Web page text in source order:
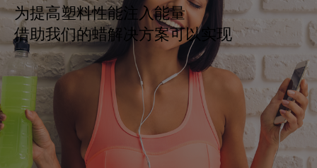
为提高塑料性能注入能量
借助我们的蜡解决方案可以实现